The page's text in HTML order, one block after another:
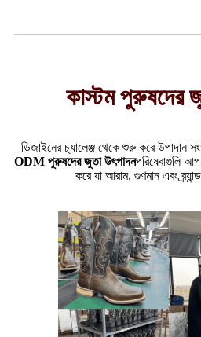
কাস্টম পুরুষদের
ডিজাইনের চ্যালেঞ্জ থেকে শুরু করে উপাদান
ODM পুরুষদের জুতা উৎপাদনপরিষেবাগুলি
করে যা আরাম, গুণমান এবং